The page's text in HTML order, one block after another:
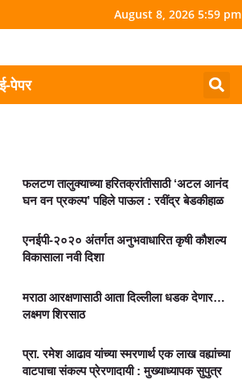
August 8, 2026 5:59 pm
पेपर
फलटण तालुक्याच्या हरितक्रांतीसाठी ‘अटल आनंद
घन वन प्रकल्प’ पहिले पाऊल : रवींद्र बेडकीहाळ
एनईपी-२०२० अंतर्गत अनुभवाधारित कृषी कौशल्य
विकासाला नवी दिशा
मराठा आरक्षणासाठी आता दिल्लीला धडक देणार…
लक्ष्मण शिरसाठ
प्रा. रमेश आढाव यांच्या स्मरणार्थ एक लाख वह्यांच्या
वाटपाचा संकल्प प्रेरणादायी : मुख्याध्यापक सुपुत्र